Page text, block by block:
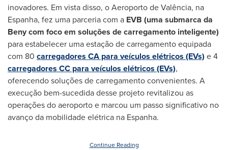
inovadores. Em vista disso, o Aeroporto de Valência, na
Espanha, fez uma parceria com a EVB (uma submarca da
Beny com foco em soluções de carregamento inteligente)
para estabelecer uma estação de carregamento equipada
com 80 carregadores CA para veículos elétricos (EVs) e 4
carregadores CC para veículos elétricos (EVs),
oferecendo soluções de carregamento convenientes. A
execução bem-sucedida desse projeto revitalizou as
operações do aeroporto e marcou um passo significativo no
avanço da mobilidade elétrica na Espanha.
Continue Reading